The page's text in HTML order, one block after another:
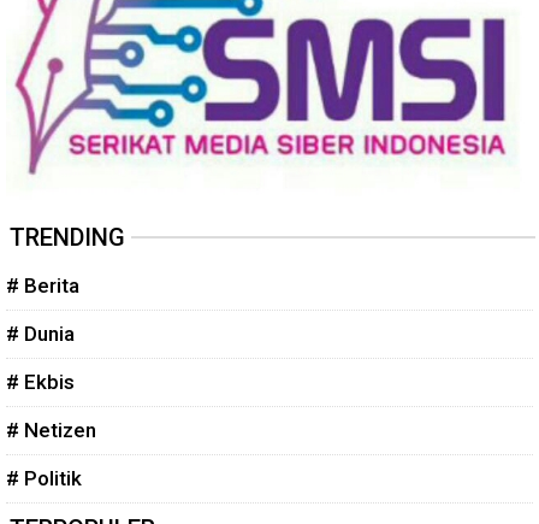
TRENDING
# Berita
# Dunia
# Ekbis
# Netizen
# Politik